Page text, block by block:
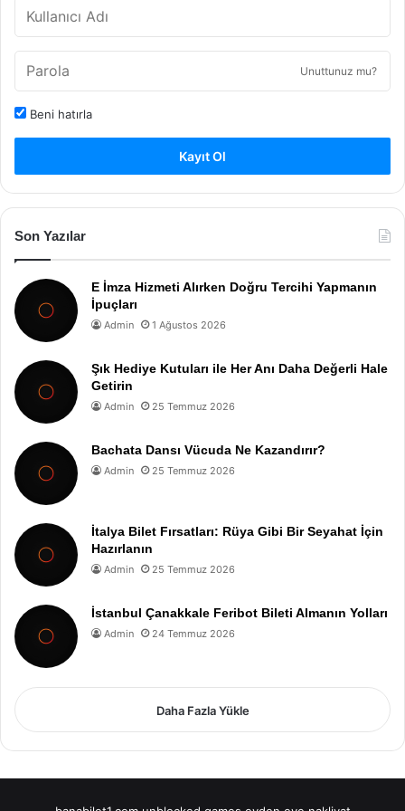
Unuttunuz mu?
Beni hatırla
Kayıt Ol
Son Yazılar
E İmza Hizmeti Alırken Doğru Tercihi Yapmanın
İpuçları
Admin 1 Ağustos 2026
Şık Hediye Kutuları ile Her Anı Daha Değerli Hale
Getirin
Admin 25 Temmuz 2026
Bachata Dansı Vücuda Ne Kazandırır?
Admin 25 Temmuz 2026
İtalya Bilet Fırsatları: Rüya Gibi Bir Seyahat İçin
Hazırlanın
Admin 25 Temmuz 2026
İstanbul Çanakkale Feribot Bileti Almanın Yolları
Admin 24 Temmuz 2026
Daha Fazla Yükle